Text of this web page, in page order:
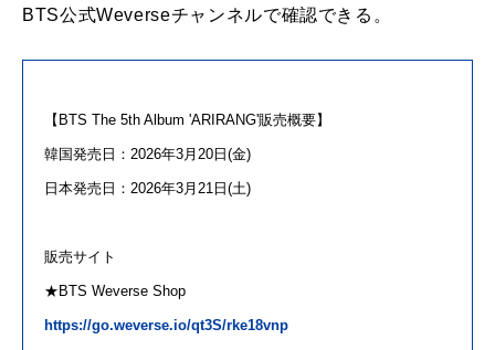
BTS公式Weverseチャンネルで確認できる。
【 BTS The 5th Album 'ARIRANG'販売概要】
韓国発売日：2026年3月20日(金)
日本発売日：2026年3月21日(土)
販売サイト
★ BTS Weverse Shop
https://go.weverse.io/qt3S/rke18vnp